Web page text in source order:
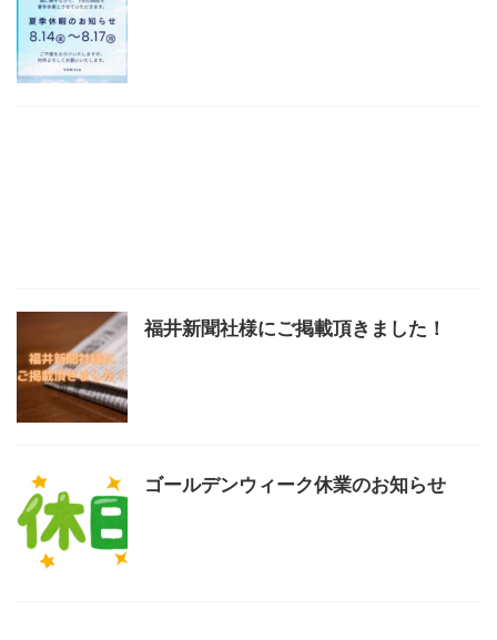
福井新聞社様にご掲載頂きました！
ゴールデンウィーク休業のお知らせ